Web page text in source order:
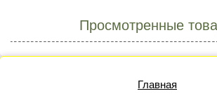
Просмотренные
Главная